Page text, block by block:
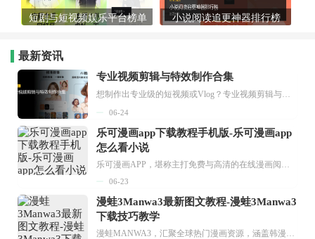
短剧与短视频娱乐平台榜单 小说阅读追更神器排行榜
最新资讯
专业视频剪辑与特效制作合集
想制作出专业级的短视频或Vlog？专业视频剪辑与特效制作大全专题为你提供了从剪辑、抠像到特效包装的全套解决方案。无论是添加炫酷的片头、进行精准的视频抠图，还是制...
06-24
乐可漫画app下载教程手机版-乐可漫画app
怎么看小说
乐可漫画APP，堪称主打免费与高清的在线漫画阅读神器。其官方版提供海量完整版漫画资源，无论是国内漫画，还是日漫、韩漫、台漫、美漫等国外漫画，应有尽有，随时供你阅读。只需轻点一下，便能直接进入阅读界面。不仅如此，乐可漫画最新版本更新速度极快，在这里，你总能抢先看到全网一手漫画章节内容！...
06-23
漫蛙3Manwa3最新图文教程-漫蛙3Manwa3
下载技巧教学
漫蛙MANWA3，汇聚全球热门漫画资源，涵盖韩漫、欧美漫画、国漫等多种类型，题材丰富多样，全方位满足用户阅读喜好。它不仅是阅读平台，更是创作平台，为广大用户打造零门槛创作环境。...